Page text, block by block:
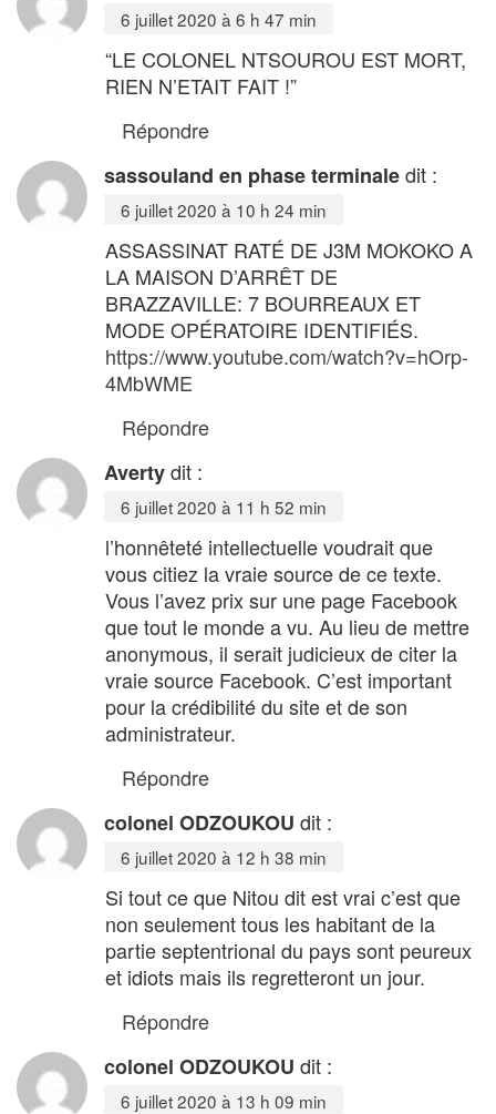
6 juillet 2020 à 6 h 47 min
“LE COLONEL NTSOUROU EST MORT,
RIEN N’ETAIT FAIT !”
Répondre
sassouland en phase terminaledit :
6 juillet 2020 à 10 h 24 min
ASSASSINAT RATÉ DE J3M MOKOKO A
LA MAISON D’ARRÊT DE
BRAZZAVILLE: 7 BOURREAUX ET
MODE OPÉRATOIRE IDENTIFIÉS.
https://www.youtube.com/watch?v=hOrp-
4MbWME
Répondre
Avertydit :
6 juillet 2020 à 11 h 52 min
l’honnêteté intellectuelle voudrait que
vous citiez la vraie source de ce texte.
Vous l’avez prix sur une page Facebook
que tout le monde a vu. Au lieu de mettre
anonymous, il serait judicieux de citer la
vraie source Facebook. C’est important
pour la crédibilité du site et de son
administrateur.
Répondre
colonel ODZOUKOU dit :
6 juillet 2020 à 12 h 38 min
Si tout ce que Nitou dit est vrai c’est que
non seulement tous les habitant de la
partie septentrional du pays sont peureux
et idiots mais ils regretteront un jour.
Répondre
colonel ODZOUKOU dit :
6 juillet 2020 à 13 h 09 min